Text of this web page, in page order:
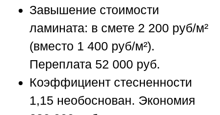
Завышение стоимости
ламината: в смете 2 200 руб/м²
(вместо 1 400 руб/м²).
Переплата 52 000 руб.
Коэффициент стесненности
1,15 необоснован. Экономия